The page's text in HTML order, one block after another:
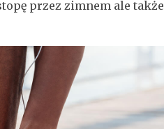
przez zimnem ale także